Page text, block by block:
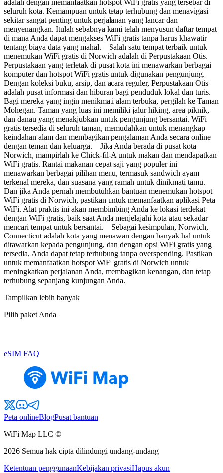
adalah dengan memanfaatkan hotspot WiFi gratis yang tersebar di
seluruh kota. Kemampuan untuk tetap terhubung dan menavigasi
sekitar sangat penting untuk perjalanan yang lancar dan
menyenangkan. Itulah sebabnya kami telah menyusun daftar tempat
di mana Anda dapat mengakses WiFi gratis tanpa harus khawatir
tentang biaya data yang mahal. Salah satu tempat terbaik untuk
menemukan WiFi gratis di Norwich adalah di Perpustakaan Otis.
Perpustakaan yang terletak di pusat kota ini menawarkan berbagai
komputer dan hotspot WiFi gratis untuk digunakan pengunjung.
Dengan koleksi buku, arsip, dan acara reguler, Perpustakaan Otis
adalah pusat informasi dan hiburan bagi penduduk lokal dan turis.
Bagi mereka yang ingin menikmati alam terbuka, pergilah ke Taman
Mohegan. Taman yang luas ini memiliki jalur hiking, area piknik,
dan danau yang menakjubkan untuk pengunjung bersantai. WiFi
gratis tersedia di seluruh taman, memudahkan untuk menangkap
keindahan alam dan membagikan pengalaman Anda secara online
dengan teman dan keluarga. Jika Anda berada di pusat kota
Norwich, mampirlah ke Chick-fil-A untuk makan dan mendapatkan
WiFi gratis. Rantai makanan cepat saji yang populer ini
menawarkan berbagai pilihan menu, termasuk sandwich ayam
terkenal mereka, dan suasana yang ramah untuk dinikmati tamu.
Dan jika Anda pernah membutuhkan bantuan menemukan hotspot
WiFi gratis di Norwich, pastikan untuk memanfaatkan aplikasi Peta
WiFi. Alat praktis ini akan membimbing Anda ke lokasi terdekat
dengan WiFi gratis, baik saat Anda menjelajahi kota atau sekadar
mencari tempat untuk bersantai. Sebagai kesimpulan, Norwich,
Connecticut adalah kota yang menawan dengan banyak hal untuk
ditawarkan kepada pengunjung, dan dengan opsi WiFi gratis yang
tersedia, Anda dapat tetap terhubung tanpa overspending. Pastikan
untuk memanfaatkan hotspot WiFi gratis di Norwich untuk
meningkatkan perjalanan Anda, membagikan kenangan, dan tetap
terhubung sepanjang kunjungan Anda.
Tampilkan lebih banyak
Pilih paket Anda
eSIM FAQ
Peta onlineBlogPusat bantuan
WiFi Map LLC ©
2026 Semua hak cipta dilindungi undang-undang
Ketentuan penggunaanKebijakan privasiHapus akun